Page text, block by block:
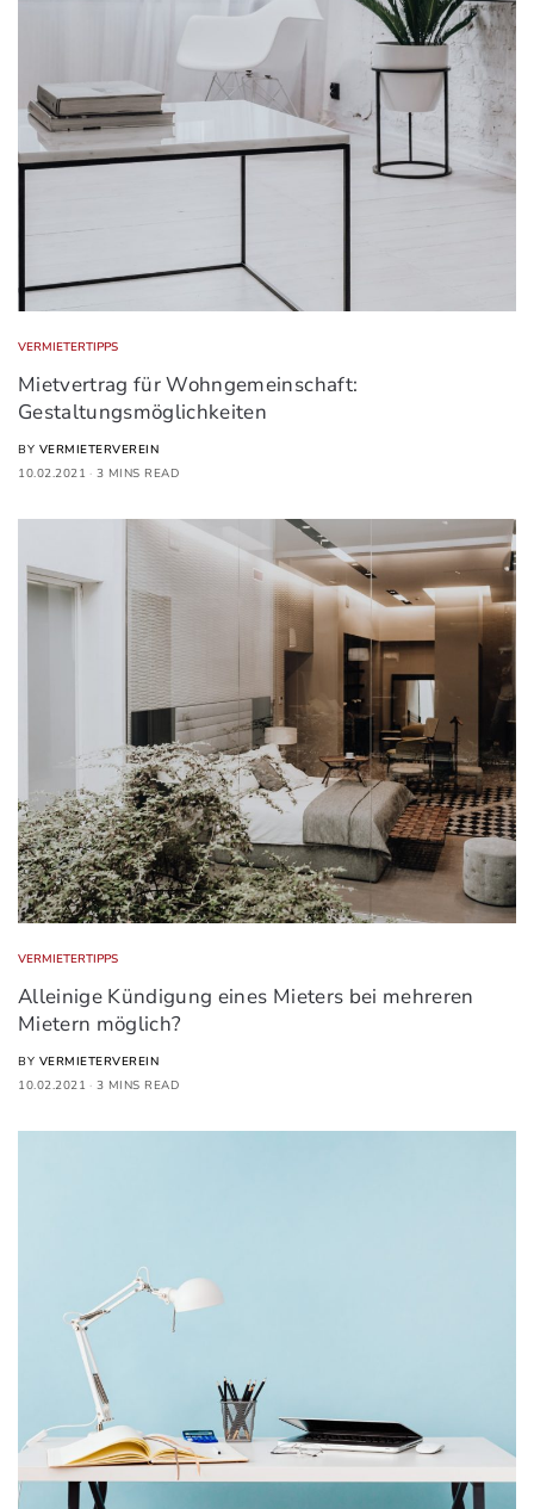
VERMIETERTIPPS
Mietvertrag für Wohngemeinschaft:
Gestaltungsmöglichkeiten
BY VERMIETERVEREIN
10.02.2021
3 MINS READ
VERMIETERTIPPS
Alleinige Kündigung eines Mieters bei mehreren
Mietern möglich?
BY VERMIETERVEREIN
10.02.2021
3 MINS READ